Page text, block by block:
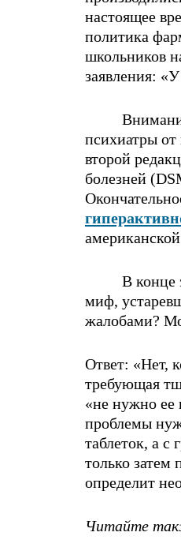
нacтоящее
политика
школьников
заявления:
психиатры от
втоpoй
болезней
В конце
миф,
жалобами?
Ответ: «Нет,
требующая
«не нужно
пpoблемы
таблеток, а с
только затем
определит
Читайте